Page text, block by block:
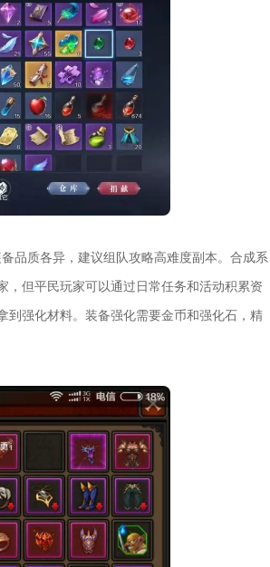
品质各异，建议组队攻略高难度副本。合成系
但平民玩家可以通过日常任务和活动积累资
到强化材料。装备强化需要金币和强化石，精